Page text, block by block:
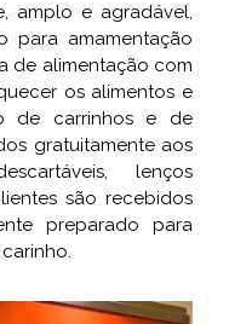
amplo e agradável,
para amamentação
de alimentação com
os alimentos e
de carrinhos e de
gratuitamente aos
lenços
são recebidos
preparado para